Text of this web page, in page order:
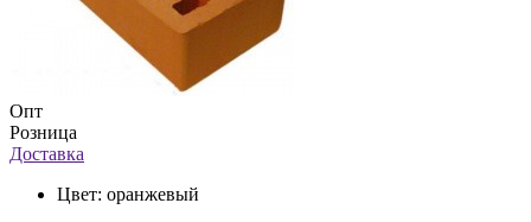
Опт
Розница
Доставка
Цвет: оранжевый